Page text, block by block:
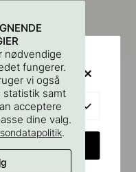
nødvendige
fungerer.
vi også
statistik samt
acceptere
dine valg.
.